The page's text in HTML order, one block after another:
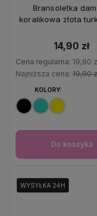
Bransoletka
koralikowa złota
14,90 zł
Cena regularna: 19,90
Najniższa cena: 19,90
KOLORY:
Do koszyka
WYSYŁKA 24H
WYSYŁKA 24H